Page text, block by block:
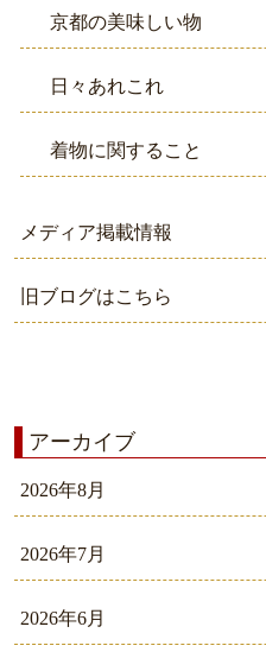
京都の美味しい物
日々あれこれ
着物に関すること
メディア掲載情報
旧ブログはこちら
アーカイブ
2026年8月
2026年7月
2026年6月